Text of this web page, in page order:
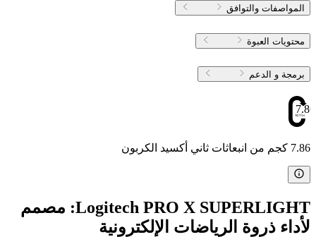
المواصفات والتوافق
محتويات العبوة
برمجة و الدعم
7.86
7.86 كجم من انبعاثات ثاني أكسيد الكربون
Logitech PRO X SUPERLIGHT: مصمم
لأداء ذروة الرياضات الإلكترونية